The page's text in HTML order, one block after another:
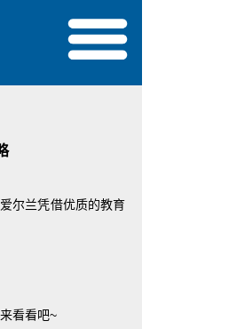
尔兰凭借优质的教育
看看吧~